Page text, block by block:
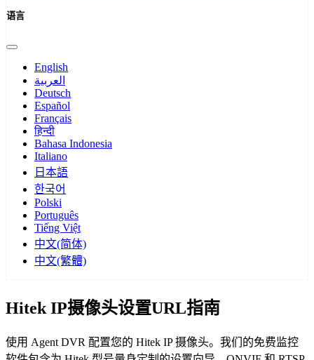
语言
English
العربية
Deutsch
Español
Français
हिन्दी
Bahasa Indonesia
Italiano
日本語
한국어
Polski
Português
Tiếng Việt
中文(简体)
中文(繁體)
Hitek IP摄像头设置URL指南
使用 Agent DVR 配置您的 Hitek IP 摄像头。我们的免费监控